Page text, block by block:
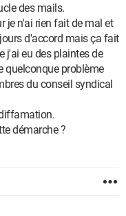
des mails.
je n'ai rien fait de mal et
d'accord mais ça fait
j'ai eu des plaintes de
quelconque problème
du conseil syndical
démarche ?